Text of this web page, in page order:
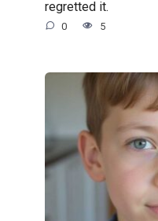
regretted it.
0 5